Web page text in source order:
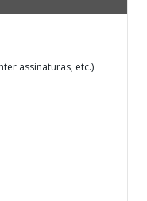
assinaturas, etc.)